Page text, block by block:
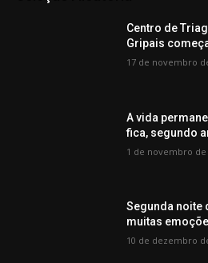
Centro de
Gripais
17 de novembro
A vida
fica, segundo
1 de novembro de
Segunda noite
muitas
10 de dezembro